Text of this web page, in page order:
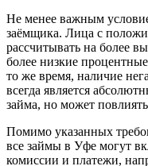
Не менее важным
заёмщика. Лица с
рассчитывать на более
более низкие
то же время, наличие
всегда является
займа, но может
Помимо указанных
все займы в Уфе могут
комиссии и платежи,